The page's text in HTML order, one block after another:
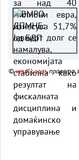
©vesnik.com, правата